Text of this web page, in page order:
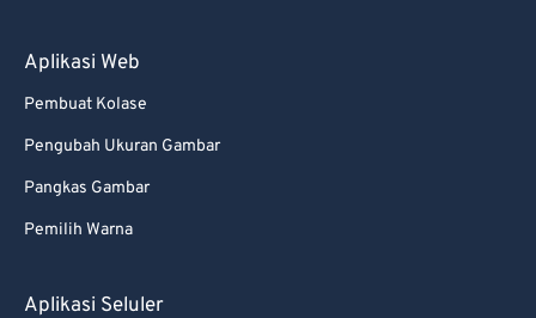
Aplikasi Web
Pembuat Kolase
Pengubah Ukuran Gambar
Pangkas Gambar
Pemilih Warna
Aplikasi Seluler